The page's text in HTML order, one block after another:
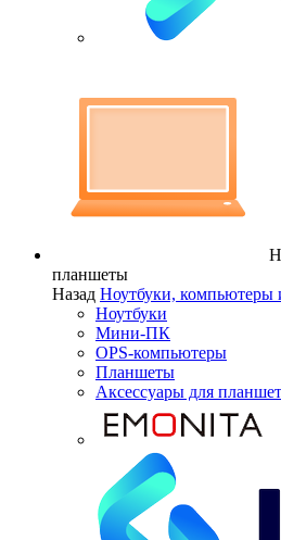
планшеты
Назад Ноутбуки, компьютеры
Ноутбуки
Мини-ПК
OPS-компьютеры
Планшеты
Аксессуары для